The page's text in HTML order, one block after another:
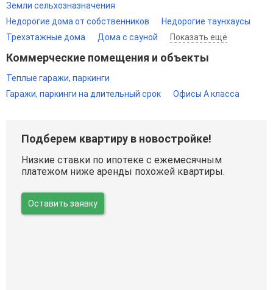
Земли сельхозназначения
Недорогие дома от собственников
Недорогие таунхаусы
Трехэтажные дома
Дома с сауной Показать ещё
Коммерческие помещения и объекты
Теплые гаражи, паркинги
Гаражи, паркинги на длительный срок
Офисы A класса
Подберем квартиру в новостройке!
Низкие ставки по ипотеке с ежемесячным
платежом ниже аренды похожей квартиры.
Оставить заявку